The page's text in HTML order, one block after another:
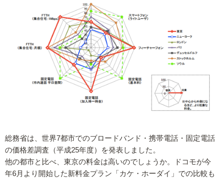
総務省は、世界7都市でのブロードバンド・携帯電話・固定電話
の価格差調査（平成25年度）を発表しました。
他の都市と比べ、東京の料金は高いのでしょうか。ドコモが今
年6月より開始した新料金プラン「カケ・ホーダイ」での比較も